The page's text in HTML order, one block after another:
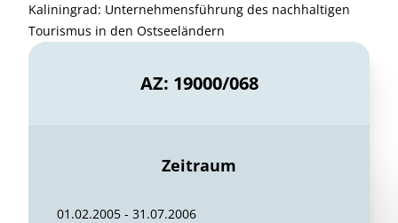
Kaliningrad: Unternehmensführung des nachhaltigen
Tourismus in den Ostseeländern
AZ: 19000/068
Zeitraum
01.02.2005 - 31.07.2006